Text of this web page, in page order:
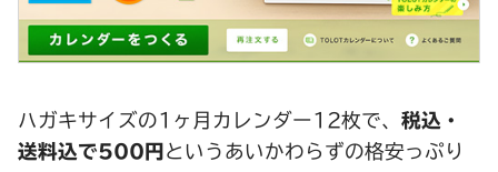
ハガキサイズの1ヶ月カレンダー12枚で、 税込・
送料込で500円 というあいかわらずの格安っぷり